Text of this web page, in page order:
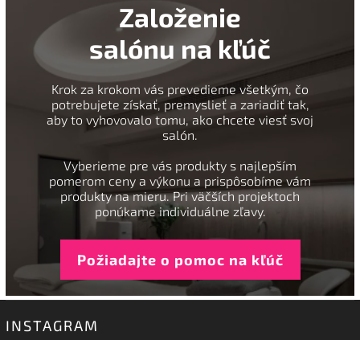
Založenie
salónu na kľúč
Krok za krokom vás prevedieme všetkým, čo
potrebujete získať, premyslieť a zariadiť tak,
aby to vyhovovalo tomu, ako chcete viesť svoj
salón.
Vyberieme pre vás produkty s najlepším
pomerom ceny a výkonu a prispôsobíme vám
produkty na mieru. Pri väčších projektoch
ponúkame individuálne zľavy.
Požiadajte o pomoc na kľúč
INSTAGRAM